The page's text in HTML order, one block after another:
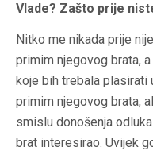
Vlade? Zašto prije
Nitko me nikada prije
primim njegovog brata,
koje bih trebala plasirati
primim njegovog brata,
smislu donošenja
brat interesirao. Uvijek